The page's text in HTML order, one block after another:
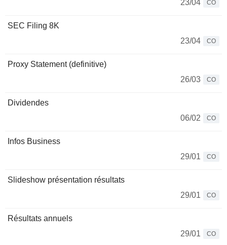
23/04
CO
SEC Filing 8K
23/04
CO
Proxy Statement (definitive)
26/03
CO
Dividendes
06/02
CO
Infos Business
29/01
CO
Slideshow présentation résultats
29/01
CO
Résultats annuels
29/01
CO